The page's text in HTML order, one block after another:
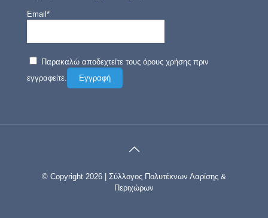
Email*
Παρακαλώ αποδεχτείτε τους όρους χρήσης πριν
εγγραφείτε.
© Copyright 2026 | Σύλλογος Πολυτέκνων Λαρίσης &
Περιχώρων